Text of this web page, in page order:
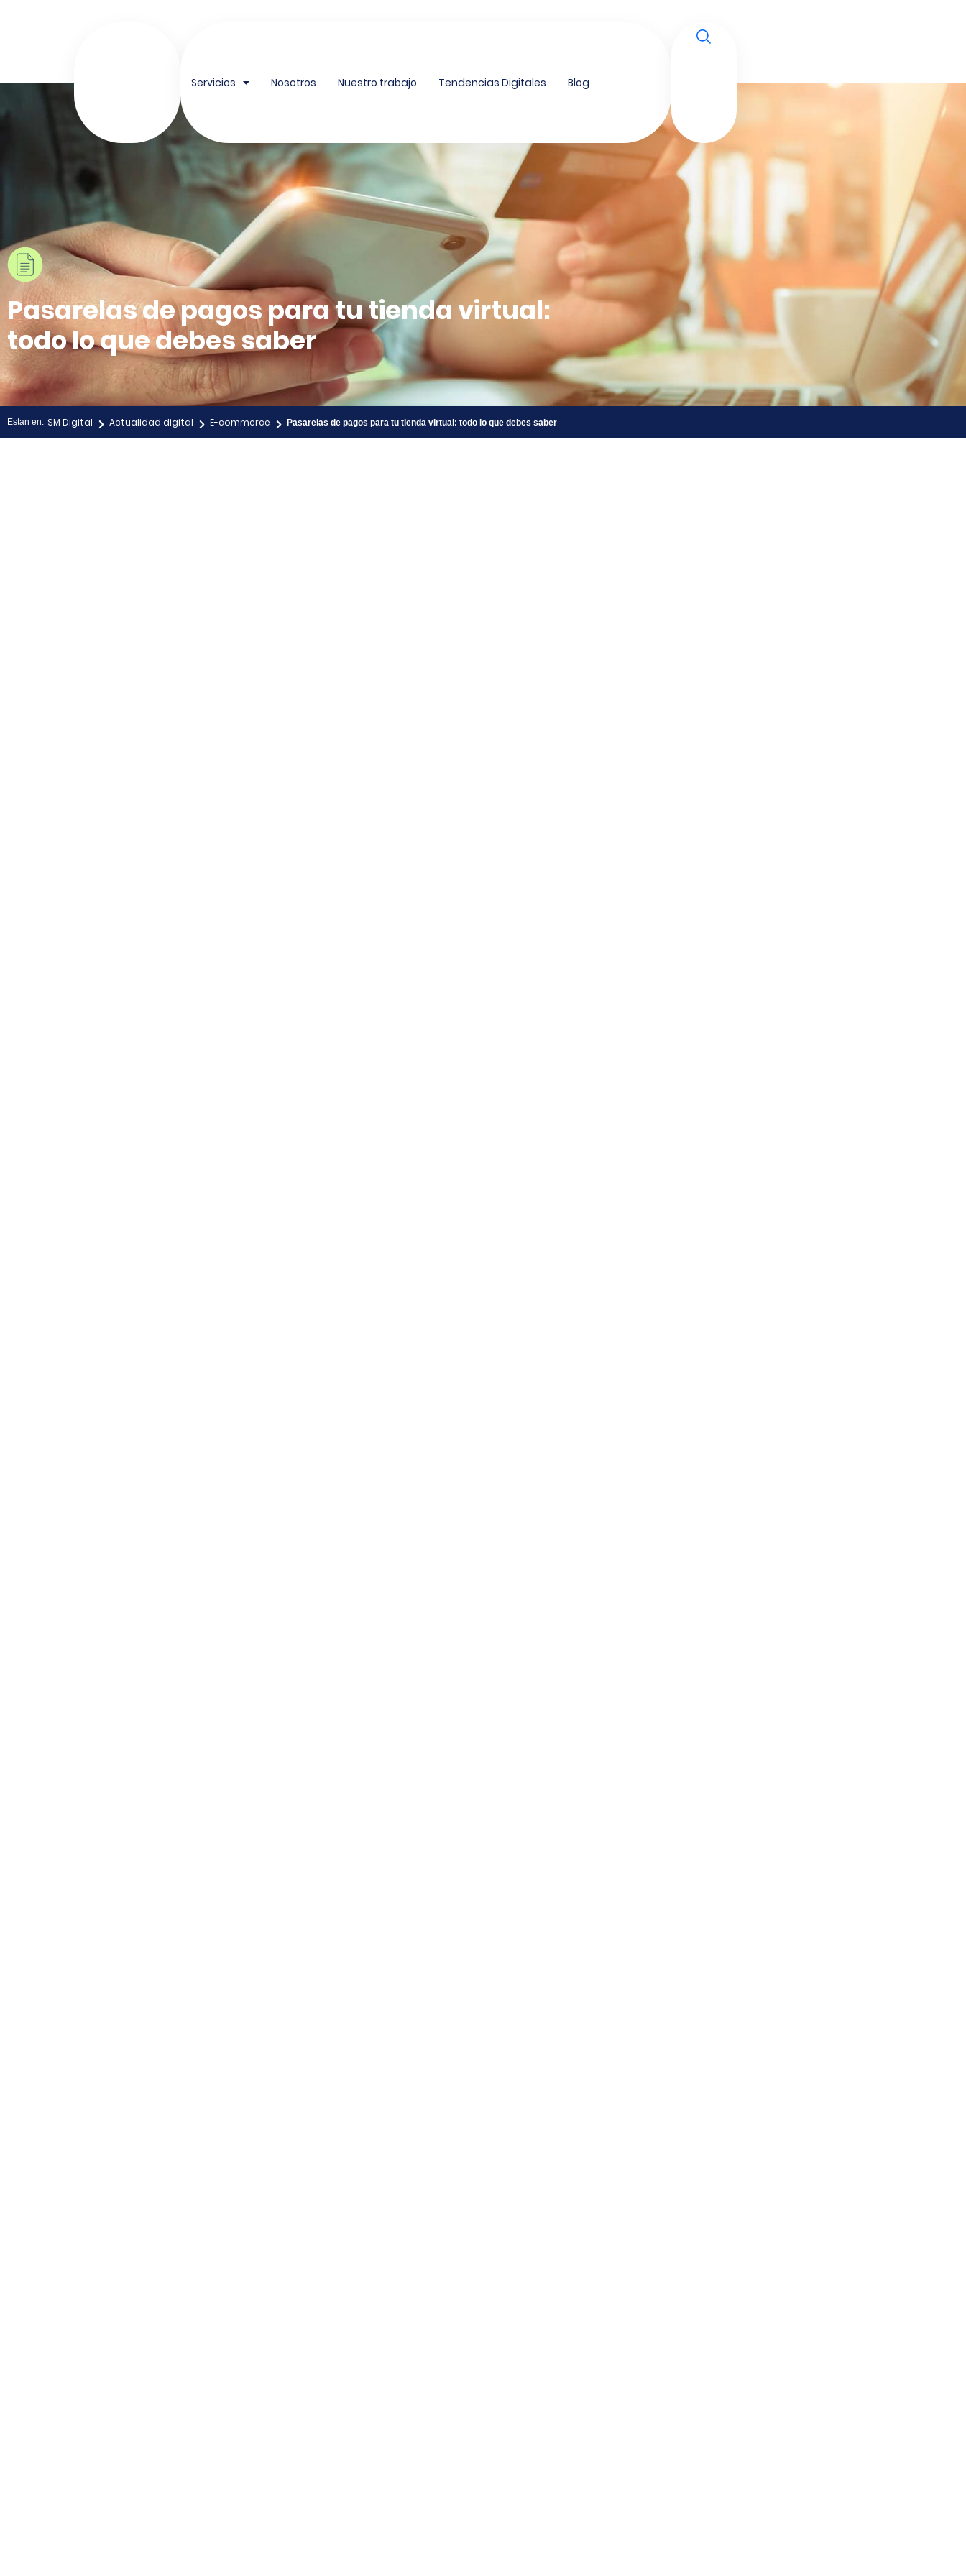
Servicios Nosotros Nuestro trabajo Tendencias Digitales Blog
Pasarelas de pagos para tu tienda virtual:
todo lo que debes saber
Estan en: SM Digital Actualidad digital E-commerce Pasarelas de pagos para tu tienda virtual: todo lo que debes saber